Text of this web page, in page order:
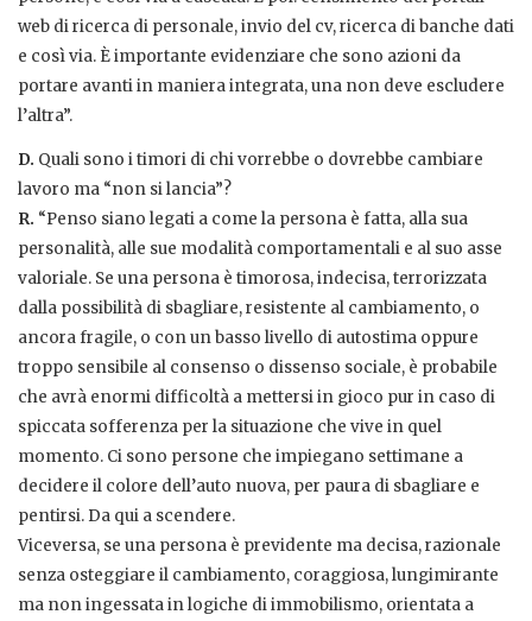
web di ricerca di personale, invio del cv, ricerca di banche dati
e così via. È importante evidenziare che sono azioni da
portare avanti in maniera integrata, una non deve escludere
l’altra”.
D. Quali sono i timori di chi vorrebbe o dovrebbe cambiare
lavoro ma “non si lancia”?
R. “Penso siano legati a come la persona è fatta, alla sua
personalità, alle sue modalità comportamentali e al suo asse
valoriale. Se una persona è timorosa, indecisa, terrorizzata
dalla possibilità di sbagliare, resistente al cambiamento, o
ancora fragile, o con un basso livello di autostima oppure
troppo sensibile al consenso o dissenso sociale, è probabile
che avrà enormi difficoltà a mettersi in gioco pur in caso di
spiccata sofferenza per la situazione che vive in quel
momento. Ci sono persone che impiegano settimane a
decidere il colore dell’auto nuova, per paura di sbagliare e
pentirsi. Da qui a scendere.
Viceversa, se una persona è previdente ma decisa, razionale
senza osteggiare il cambiamento, coraggiosa, lungimirante
ma non ingessata in logiche di immobilismo, orientata a